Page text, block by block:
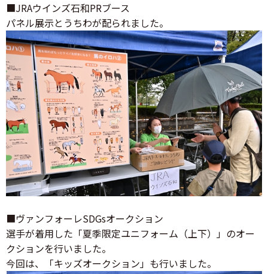
■JRAウインズ石和PRブース
パネル展示とうちわが配られました。
■ヴァンフォーレSDGsオークション
選手が着用した「夏季限定ユニフォーム（上下）」のオー
クションを行いました。
今回は、「キッズオークション」も行いました。